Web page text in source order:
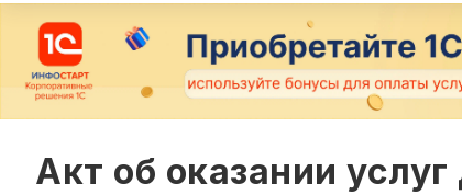
Акт об оказании